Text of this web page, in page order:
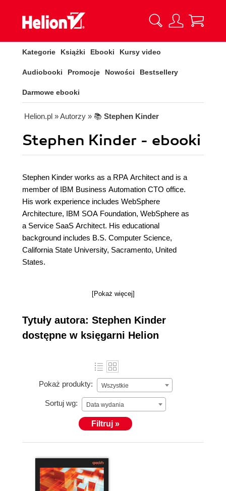
Kategorie Książki Ebooki Kursy video
Audiobooki Promocje Nowości Bestsellery
Darmowe ebooki
Helion.pl » Autorzy » 📚 Stephen Kinder
Stephen Kinder - ebooki
Stephen Kinder works as a RPA Architect and is a
member of IBM Business Automation CTO office.
His work experience includes WebSphere
Architecture, IBM SOA Foundation, WebSphere as
a Service SaaS Architect. His educational
background includes B.S. Computer Science,
California State University, Sacramento, United
States.
[Pokaż więcej]
Tytuły autora: Stephen Kinder
dostępne w księgarni Helion
Pokaż produkty: Wszystkie
Sortuj wg: Data wydania
Filtruj »